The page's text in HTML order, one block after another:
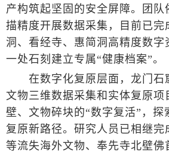
产构筑起坚固的安全屏障。团队
描精度开展数据采集，目前已完
洞、看经寺、惠简洞高精度数字
一处石刻建立专属“健康档案”。
在数字化复原层面，龙门石
文物三维数据采集和实体复原项
壁、文物碎块的“数字复活”，探
复原新路径。研究人员已相继完
等流失海外文物、奉先寺北壁佛